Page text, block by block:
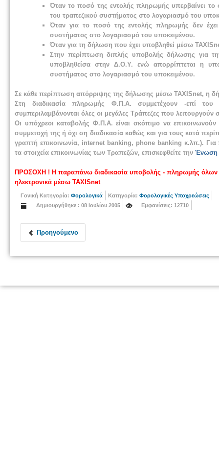
Όταν το ποσό της εντολής πληρωμής υπερβαίνει το
του τραπεζικού συστήματος στο λογαριασμό του
Όταν για το ποσό της εντολής πληρωμής δεν
συστήματος στο λογαριασμό του υποκειμένου.
Όταν για τη δήλωση που έχει υποβληθεί μέσω
Στην περίπτωση διπλής υποβολής δήλωσης για
υποβληθείσα στην Δ.Ο.Υ. ενώ απορρίπτεται η
συστήματος στο λογαριασμό του υποκειμένου.
Σε κάθε περίπτωση απόρριψης της δήλωσης μέσω TAXISnet, η
Στη διαδικασία πληρωμής Φ.Π.Α. συμμετέχουν -επί του
συμπεριλαμβάνονται όλες οι μεγάλες Τράπεζες που λειτουργούν
Οι υπόχρεοι καταβολής Φ.Π.Α. είναι σκόπιμο να
συμμετοχή της ή όχι ση διαδικασία καθώς και για τους κατά
γραπτή επικοινωνία, internet banking, phone banking κ.λπ.). Για
τα στοιχεία επικοινωνίας των Τραπεζών, επισκεφθείτε την Ένωση
ΠΡΟΣΟΧΗ ! Η παραπάνω διαδικασία υποβολής - πληρωμής
ηλεκτρονικά μέσω TAXISnet
Γονική Κατηγορία: Φορολογικά Κατηγορία: Φορολογικές Υποχρεώσεις
Δημιουργήθηκε : 08 Ιουλίου 2005
Εμφανίσεις: 12710
Προηγούμενο